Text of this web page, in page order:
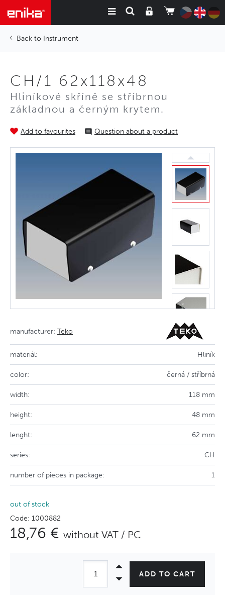
Instrument
CH/1 62x118x48
Hliníkové skříně se stříbrnou
základnou a černým krytem.
Add to favourites Question about a product
manufacturer: Teko
materiál: Hliník
color: černá / stříbrná
width: 118 mm
height: 48 mm
lenght: 62 mm
series: CH
number of pieces in package: 1
out of stock
Code: 1000882
18,76 € without VAT / PC
ADD TO CART